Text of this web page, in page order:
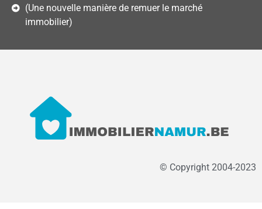
(Une nouvelle manière de remuer le marché
immobilier)
© Copyright 2004-2023